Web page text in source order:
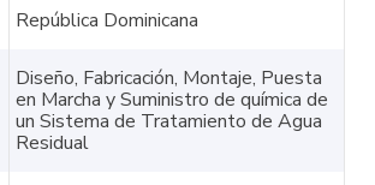
República Dominicana
Diseño, Fabricación, Montaje, Puesta
en Marcha y Suministro de química de
un Sistema de Tratamiento de Agua
Residual